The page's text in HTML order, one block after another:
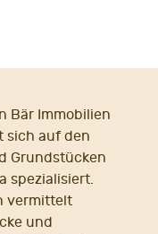
Bär Immobilien
sich auf den
Grundstücken
spezialisiert.
vermittelt
und